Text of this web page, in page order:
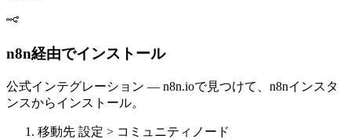
n8n経由でインストール
公式インテグレーション — n8n.ioで見つけて、n8nインスタ
ンスからインストール。
移動先 設定 > コミュニティノード